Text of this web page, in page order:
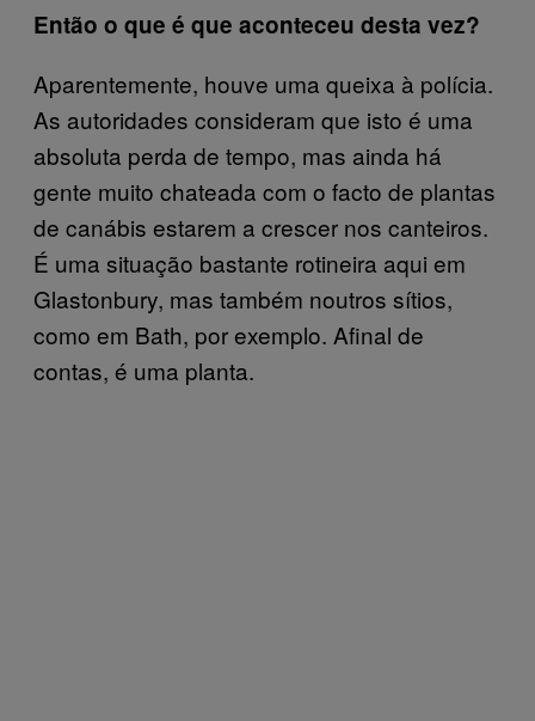
Então o que é que aconteceu desta vez?
Aparentemente, houve uma queixa à polícia.
As autoridades consideram que isto é uma
absoluta perda de tempo, mas ainda há
gente muito chateada com o facto de plantas
de canábis estarem a crescer nos canteiros.
É uma situação bastante rotineira aqui em
Glastonbury, mas também noutros sítios,
como em Bath, por exemplo. Afinal de
contas, é uma planta.